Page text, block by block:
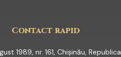
Contact rapid
1989, nr. 161, Chișinău, Republica